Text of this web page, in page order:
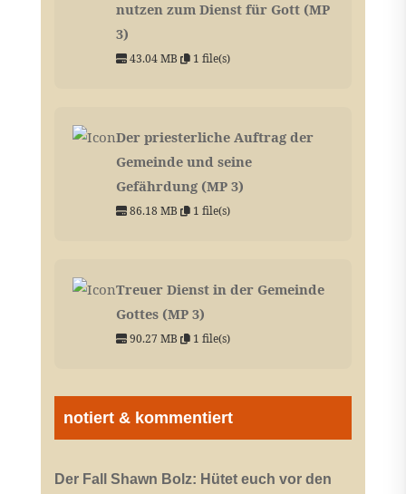
nutzen zum Dienst für Gott (MP
3)
43.04 MB 1 file(s)
Der priesterliche Auftrag der
Gemeinde und seine
Gefährdung (MP 3)
86.18 MB 1 file(s)
Treuer Dienst in der Gemeinde
Gottes (MP 3)
90.27 MB 1 file(s)
notiert & kommentiert
Der Fall Shawn Bolz: Hütet euch vor den